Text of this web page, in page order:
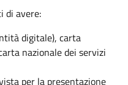
di avere:
digitale), carta
nazionale dei servizi
per la presentazione